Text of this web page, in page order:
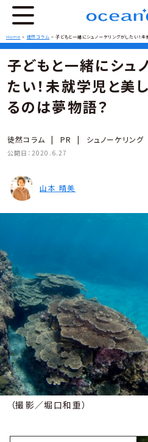
Home > 徒然コラム >子どもと一緒にシュノーケリングがしたい！
子どもと一緒にシュ
たい！未就学児と美
るのは夢物語？
徒然コラム | PR | シュノーケリング
公開日： 2020.6.27
山本 晴美
（撮影／堀口和重）